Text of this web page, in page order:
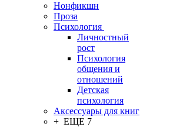
Нонфикшн
Проза
Психология
Личностный
рост
Психология
общения и
отношений
Детская
психология
Аксессуары для книг
+ ЕЩЕ 7